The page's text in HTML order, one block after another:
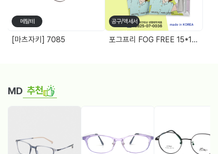
메탈테
[마츠자키] 7085
공구/액세서
포그프리 FOG FREE 15*18 김서림방지안경수건 특가
MD 추천